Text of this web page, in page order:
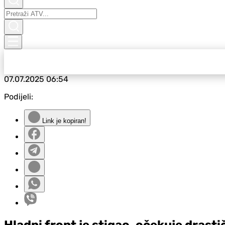
07.07.202506:54
Podijeli:
Link je kopiran!